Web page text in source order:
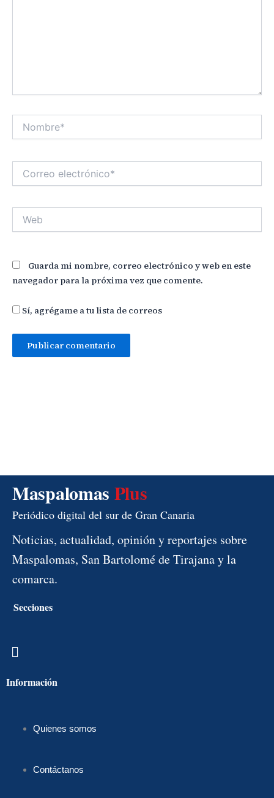
Nombre*
electrónico*
Web
Guarda mi nombre, correo electrónico y web en este
navegador para la próxima vez que comente.
Sí, agrégame a tu lista de correos
Maspalomas Plus
Periódico digital del sur de Gran Canaria
Noticias, actualidad, opinión y reportajes sobre
Maspalomas, San Bartolomé de Tirajana y la
comarca.
Secciones
Menú
Información
Quienes somos
Contáctanos